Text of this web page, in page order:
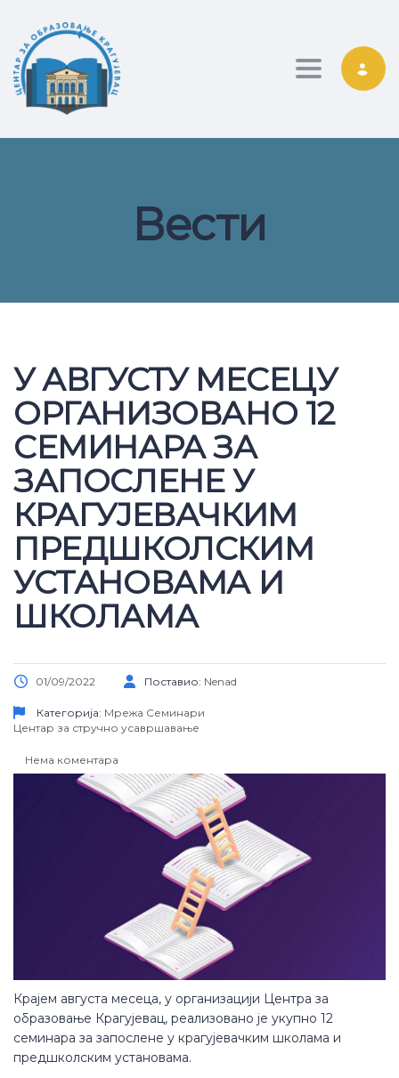
Toggle
Вести
У АВГУСТУ МЕСЕЦУ
ОРГАНИЗОВАНО 12
СЕМИНАРА ЗА
ЗАПОСЛЕНЕ У
КРАГУЈЕВАЧКИМ
ПРЕДШКОЛСКИМ
УСТАНОВАМА И
ШКОЛАМА
01/09/2022 Поставио: Nenad
Категорија: Мрежа Семинари
Центар за стручно усавршавање
Нема коментара
Крајем августа месеца, у организацији Центра за
образовање Крагујевац, реализовано је укупно 12
семинара за запослене у крагујевачким школама и
предшколским установама.